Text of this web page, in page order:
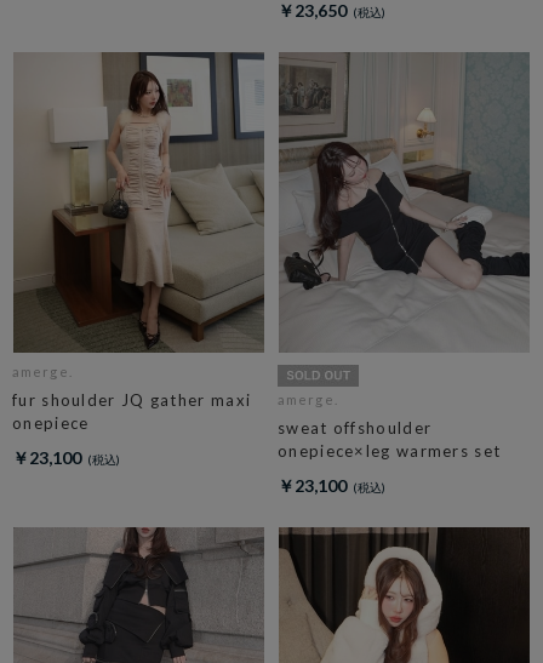
￥23,650
amerge.
fur shoulder JQ gather maxi
onepiece
￥23,100
amerge.
sweat offshoulder
onepiece×leg warmers set
￥23,100